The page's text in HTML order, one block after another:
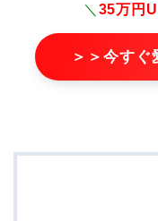
＼ 35万円
＞＞今すぐ